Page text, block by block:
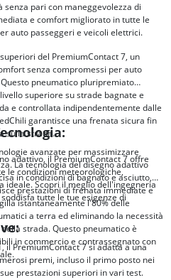
pari con maneggevolezza di
e comfort migliorato in tutte le
auto passeggeri e veicoli elettrici.
del PremiumContact 7, un
senza compromessi per auto
pneumatico pluripremiato
superiore su strade bagnate e
e controllata indipendentemente dalle
garantisce una frenata sicura fin
sulla strada.
adattivo, il PremiumContact 7 offre
le condizioni meteorologiche,
ideale. Scopri il meglio dell'ingegneria
tutte le tue esigenze di
avanzate per massimizzare
La tecnologia del disegno adattivo
in condizioni di bagnato e asciutto,
prestazioni di frenata immediate e
istantaneamente l'80% delle
a terra ed eliminando la necessità
strada. Questo pneumatico è
in commercio e contrassegnato con
il PremiumContact 7 si adatta a una
premi, incluso il primo posto nei
prestazioni superiori in vari test.